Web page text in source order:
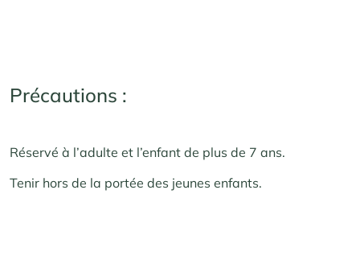
Précautions :
Réservé à l’adulte et l’enfant de plus de 7 ans.
Tenir hors de la portée des jeunes enfants.